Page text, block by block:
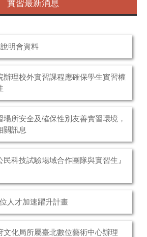
實習最新消息
明會資料
辦理校外實習課程應確保學生實習權
所安全及確保性別友善實習環境，
關訊息
科技試驗場域合作團隊與實習生』
人才加速躍升計畫
文化局所屬臺北數位藝術中心辦理